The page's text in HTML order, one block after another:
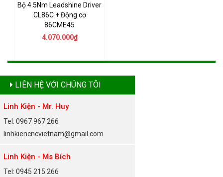
Bộ 4.5Nm Leadshine Driver
CL86C + Động cơ
86CME45
4.070.000₫
LIÊN HỆ VỚI CHÚNG TÔI
Linh Kiện - Mr. Huy
Tel: 0967 967 266
linhkiencncvietnam@gmail.com
Linh Kiện - Ms Bích
Tel: 0945 215 266